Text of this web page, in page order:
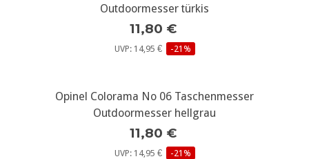
Outdoormesser türkis
11,80 €
UVP: 14,95 € -21%
Opinel Colorama No 06 Taschenmesser
Outdoormesser hellgrau
11,80 €
UVP: 14,95 € -21%